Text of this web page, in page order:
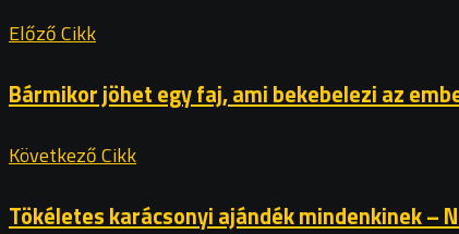
Előző Cikk
Bármikor jöhet egy faj, ami bekebelezi az
Következő Cikk
Tökéletes karácsonyi ajándék mindenkinek –